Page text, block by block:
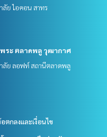
ลัย ไอคอน สาทร
ระ ตลาดพลู วุฒากาศ
ลัย ลอฟท์ สถานีตลาดพลู
ตกลงและเงื่อนไข